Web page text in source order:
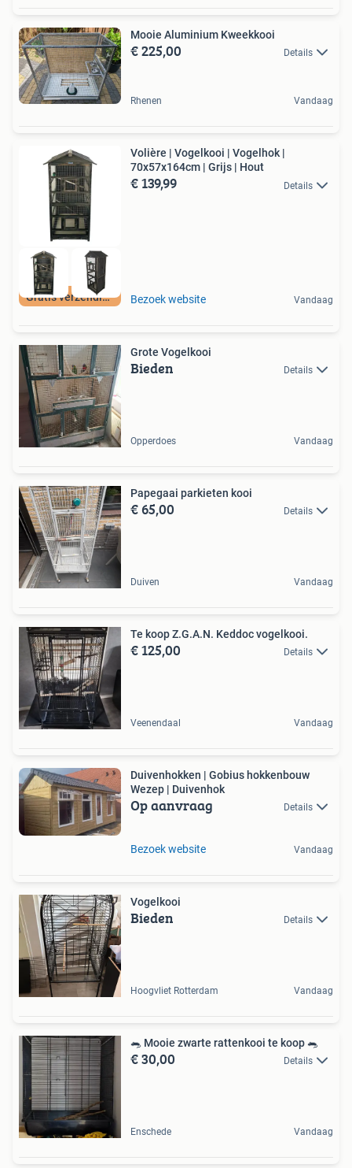
Mooie Aluminium Kweekkooi
€ 225,00 Details
Rhenen Vandaag
Gratis verzending
Volière | Vogelkooi | Vogelhok |
70x57x164cm | Grijs | Hout
€ 139,99 Details
Bezoek website Vandaag
Grote Vogelkooi
Bieden Details
Opperdoes Vandaag
Papegaai parkieten kooi
€ 65,00 Details
Duiven Vandaag
Te koop Z.G.A.N. Keddoc vogelkooi.
€ 125,00 Details
Veenendaal Vandaag
Duivenhokken | Gobius hokkenbouw
Wezep | Duivenhok
Op aanvraag Details
Bezoek website Vandaag
Vogelkooi
Bieden Details
Hoogvliet Rotterdam Vandaag
🐀 Mooie zwarte rattenkooi te koop 🐀
€ 30,00 Details
Enschede Vandaag